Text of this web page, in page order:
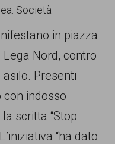
Società
in piazza
Nord, contro
asilo. Presenti
indosso
scritta “Stop
“ha dato